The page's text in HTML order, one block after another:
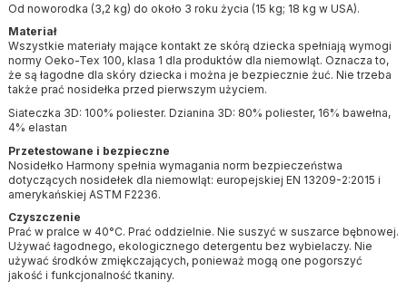
Od noworodka (3,2 kg) do około 3 roku życia (15 kg; 18 kg w USA).
Materiał
Wszystkie materiały mające kontakt ze skórą dziecka spełniają wymogi
normy Oeko-Tex 100, klasa 1 dla produktów dla niemowląt. Oznacza to,
że są łagodne dla skóry dziecka i można je bezpiecznie żuć. Nie trzeba
także prać nosidełka przed pierwszym użyciem.
Siateczka 3D: 100% poliester. Dzianina 3D: 80% poliester, 16% bawełna,
4% elastan
Przetestowane i bezpieczne
Nosidełko Harmony spełnia wymagania norm bezpieczeństwa
dotyczących nosidełek dla niemowląt: europejskiej EN 13209-2:2015 i
amerykańskiej ASTM F2236.
Czyszczenie
Prać w pralce w 40°C. Prać oddzielnie. Nie suszyć w suszarce bębnowej.
Używać łagodnego, ekologicznego detergentu bez wybielaczy. Nie
używać środków zmiękczających, ponieważ mogą one pogorszyć
jakość i funkcjonalność tkaniny.